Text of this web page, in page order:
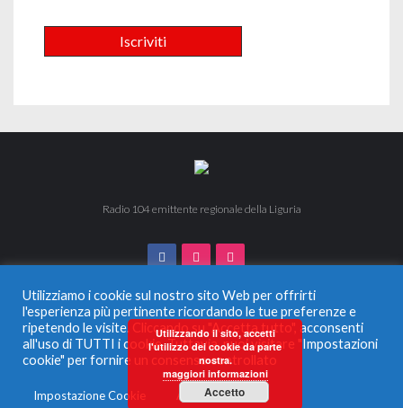
Radio 104 emittente regionale della Liguria
© 2024 Radio 104. Tutti i diritti riservati. Vietata la duplicazione
anche parziale.
Radio Monferrato Srl - P.IVA 00956220057 La società ha
ricevuto aiuti di Stato e aiuti de Minimis, soggetti all’obbligo di
pubblicazione nel Registro nazionale degli aiuti di Stato di cui
Utilizziamo i cookie sul nostro sito Web per offrirti
l'esperienza più pertinente ricordando le tue preferenze e
ripetendo le visite. Cliccando su "Accetta tutto", acconsenti
all'uso di TUTTI i cookie. Tuttavia, puoi visitare "Impostazioni
cookie" per fornire un consenso controllato
Impostazione Cookie Accetta tutto
Utilizzando il sito, accetti
l'utilizzo dei cookie da parte
nostra.
maggiori informazioni
Accetto